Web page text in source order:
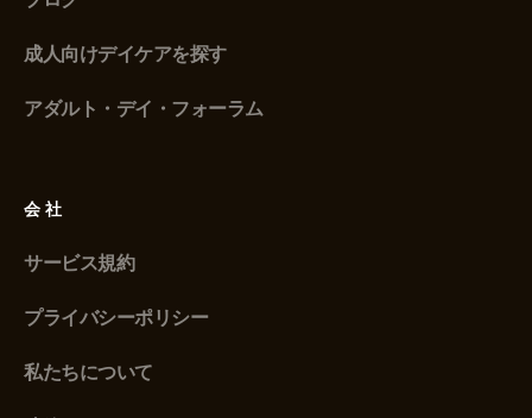
成人向けデイケアを探す
アダルト・デイ・フォーラム
会社
サービス規約
プライバシーポリシー
私たちについて